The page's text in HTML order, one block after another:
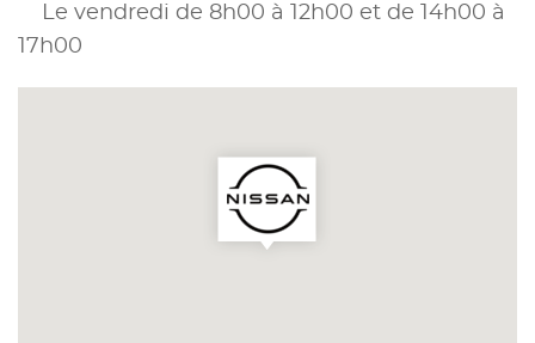
Le vendredi de 8h00 à 12h00 et de 14h00 à
17h00